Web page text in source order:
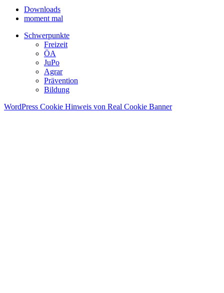
Downloads
moment mal
Schwerpunkte
Freizeit
ÖA
JuPo
Agrar
Prävention
Bildung
WordPress Cookie Hinweis von Real Cookie Banner